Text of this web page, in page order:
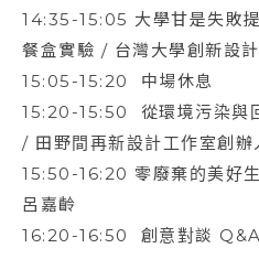
14:35-15:05 大學甘是失敗
餐盒實驗 / 台灣大學創新設
15:05-15:20 中場休息
15:20-15:50 從環境污染與
/ 田野間再新設計工作室創辦
15:50-16:20 零廢棄的美好
呂嘉齡
16:20-16:50 創意對談 Q&A